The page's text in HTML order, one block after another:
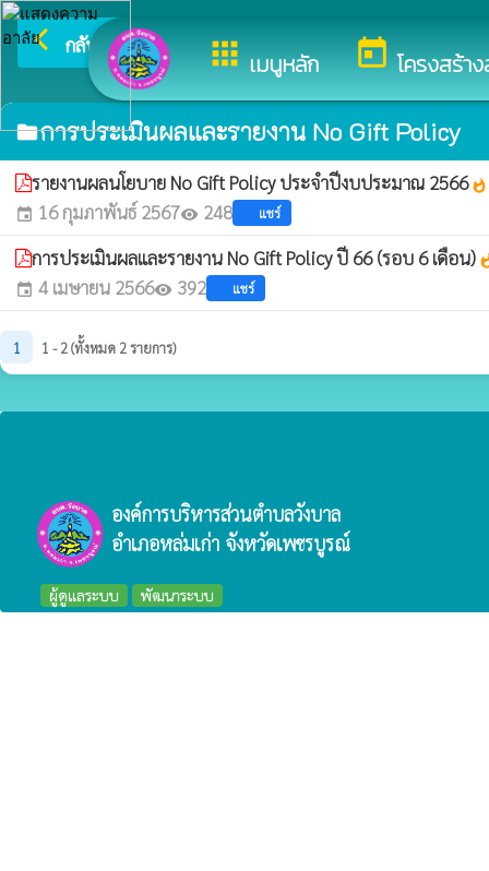
apps เมนูหลัก todayโครงสร้า
arrow_back_ios กลับเมนูหลัก ยินดีต้อนรับสู่เว็
folderการประเมินผลและรายงาน No Gift Policy
รายงานผลนโยบาย No Gift Policy ประจำปีงบประมาณ 2566whatshot
event 16 กุมภาพันธ์ 2567visibility 248 แชร์
การประเมินผลและรายงาน No Gift Policy ปี 66 (รอบ 6 เดือน)
event 4 เมษายน 2566visibility 392 แชร์
1 1 - 2 (ทั้งหมด 2 รายการ)
องค์การบริหารส่วนตำบลวังบาล
อำเภอหล่มเก่า จังหวัดเพชรบูรณ์
ผู้ดูแลระบบ พัฒนาระบบ